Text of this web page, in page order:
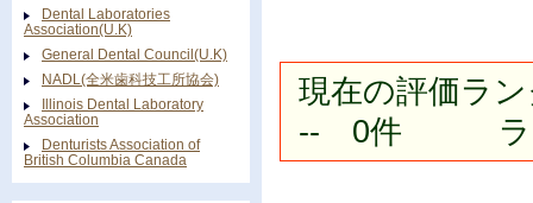
現在の評価
-- 0件 ラ
Dental Laboratories
Association(U.K)
General Dental Council(U.K)
NADL(全米歯科技工所協会)
Illinois Dental Laboratory
Association
Denturists Association of
British Columbia Canada